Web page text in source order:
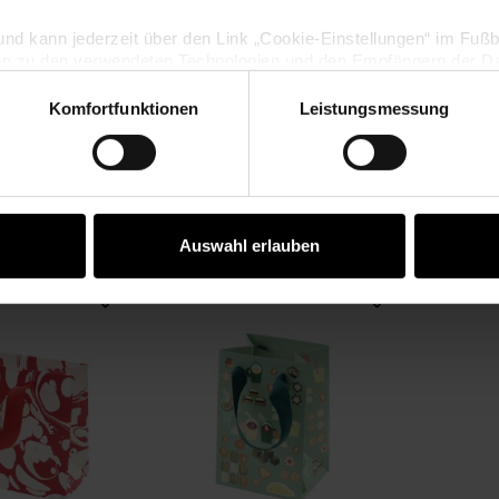
kann jederzeit über den Link „Cookie-Einstellungen“ im
Vertrag widerrufen
Komfortfunktionen Leistungsmessung
Auswahl erlauben
€ / 1 qm)
Geschenktüte Marmor Rot/Weiß SGeschenktüte